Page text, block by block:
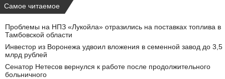
Самое читаемое
Проблемы на НПЗ «Лукойла» отразились на поставках топлива в
Тамбовской области
Инвестор из Воронежа удвоил вложения в семенной завод до 3,5
млрд рублей
Сенатор Нетесов вернулся к работе после продолжительного
больничного